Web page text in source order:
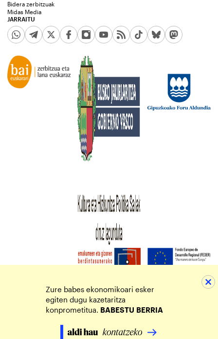
JARRAITU
Bidera zerbitzuak
Midas Media
Zure babes ekonomikoari esker
egiten dugu kazetaritza
konprometitua. BABESTU BERRIA